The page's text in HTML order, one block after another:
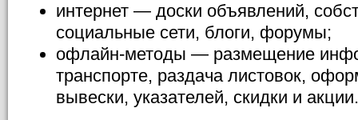
интернет — доски объявлений,
социальные сети, блоги, форумы;
офлайн-методы — размещение
транспорте, раздача листовок,
вывески, указателей, скидки и акции.